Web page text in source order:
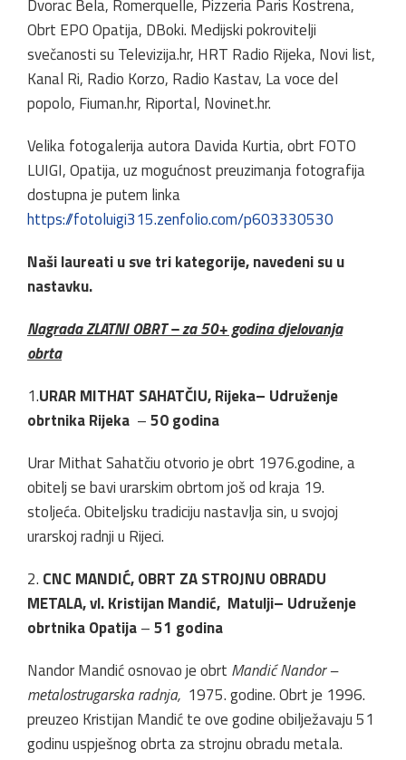
Dvorac Bela, Romerquelle, Pizzeria Paris Kostrena,
Obrt EPO Opatija, DBoki. Medijski pokrovitelji
svečanosti su Televizija.hr, HRT Radio Rijeka, Novi list,
Kanal Ri, Radio Korzo, Radio Kastav, La voce del
popolo, Fiuman.hr, Riportal, Novinet.hr.
Velika fotogalerija autora Davida Kurtia, obrt FOTO
LUIGI, Opatija, uz mogućnost preuzimanja fotografija
dostupna je putem linka
https://fotoluigi315.zenfolio.com/p603330530
Naši laureati u sve tri kategorije, navedeni su u
nastavku.
Nagrada ZLATNI OBRT – za 50+ godina djelovanja
obrta
1.URAR MITHAT SAHATČIU, Rijeka– Udruženje
obrtnika Rijeka –50 godina
Urar Mithat Sahatčiu otvorio je obrt 1976.godine, a
obitelj se bavi urarskim obrtom još od kraja 19.
stoljeća. Obiteljsku tradiciju nastavlja sin, u svojoj
urarskoj radnji u Rijeci.
2. CNC MANDIĆ, OBRT ZA STROJNU OBRADU
METALA, vl. Kristijan Mandić, Matulji– Udruženje
obrtnika Opatija–51 godina
Nandor Mandić osnovao je obrt Mandić Nandor –
metalostrugarska radnja, 1975. godine. Obrt je 1996.
preuzeo Kristijan Mandić te ove godine obilježavaju 51
godinu uspješnog obrta za strojnu obradu metala.